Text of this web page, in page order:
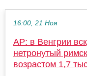
16:00, 21 Ноя
AP: в Венгрии
нетронутый
возрастом 1,7